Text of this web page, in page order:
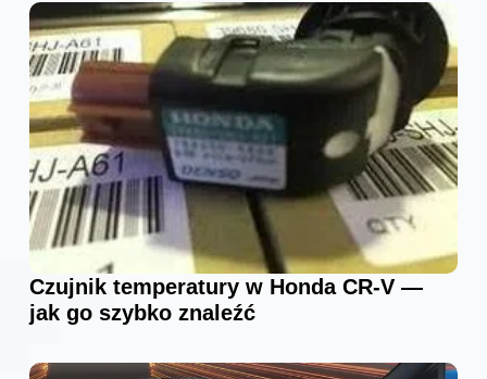
Czujnik temperatury w Honda CR-V —
jak go szybko znaleźć